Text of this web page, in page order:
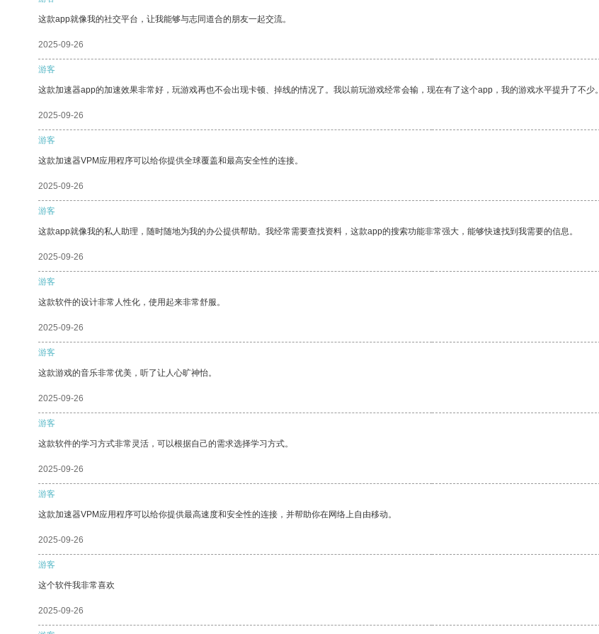
这款app就像我的社交平台，让我能够与志同道合的朋友一起交流。
2025-09-26
游客
这款加速器app的加速效果非常好，玩游戏再也不会出现卡顿、掉线的情况了。我以前玩游戏经常会输，现在有了这个app，我的游戏水平提升了不少。
2025-09-26
游客
这款加速器VPM应用程序可以给你提供全球覆盖和最高安全性的连接。
2025-09-26
游客
这款app就像我的私人助理，随时随地为我的办公提供帮助。我经常需要查找资料，这款app的搜索功能非常强大，能够快速找到我需要的信息。
2025-09-26
游客
这款软件的设计非常人性化，使用起来非常舒服。
2025-09-26
游客
这款游戏的音乐非常优美，听了让人心旷神怡。
2025-09-26
游客
这款软件的学习方式非常灵活，可以根据自己的需求选择学习方式。
2025-09-26
游客
这款加速器VPM应用程序可以给你提供最高速度和安全性的连接，并帮助你在网络上自由移动。
2025-09-26
游客
这个软件我非常喜欢
2025-09-26